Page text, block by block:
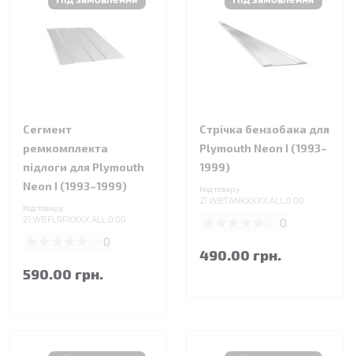
Сегмент
ремкомплекта
підлоги для Plymouth
Neon I (1993–1999)
Код товару:
21.WBFLRPXXXX.ALL.0.00
0
590.00 грн.
Стрічка бензобака для
Plymouth Neon I (1993–
1999)
Код товару:
21.WBTANKXXXX.ALL.0.00
0
490.00 грн.